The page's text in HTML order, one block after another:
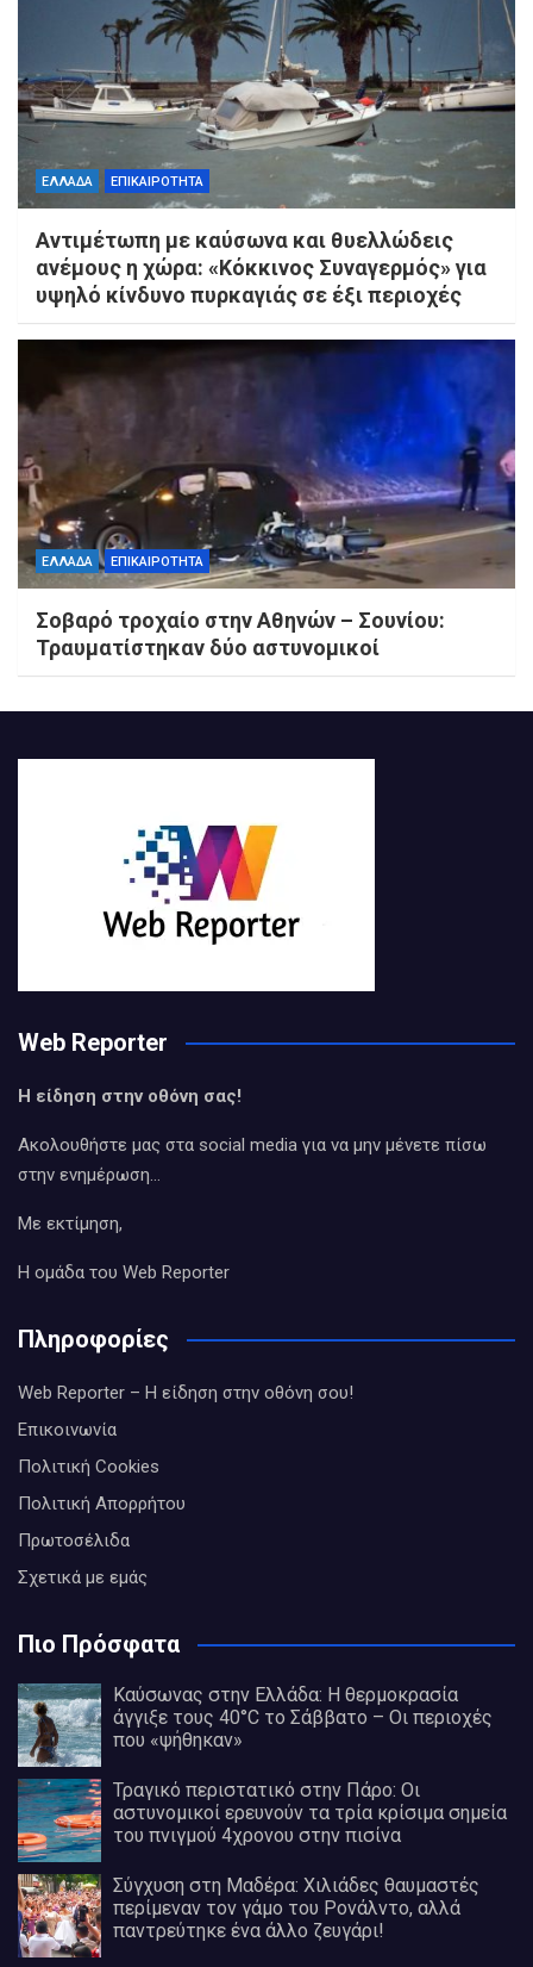
ΕΛΛΑΔΑ ΕΠΙΚΑΙΡΟΤΗΤΑ
Αντιμέτωπη με καύσωνα και θυελλώδεις
ανέμους η χώρα: «Κόκκινος Συναγερμός» για
υψηλό κίνδυνο πυρκαγιάς σε έξι περιοχές
ΕΛΛΑΔΑ ΕΠΙΚΑΙΡΟΤΗΤΑ
Σοβαρό τροχαίο στην Αθηνών – Σουνίου:
Τραυματίστηκαν δύο αστυνομικοί
Web Reporter
Η είδηση στην οθόνη σας!
Ακολουθήστε μας στα social media για να μην μένετε πίσω
στην ενημέρωση…
Με εκτίμηση,
Η ομάδα του Web Reporter
Πληροφορίες
Web Reporter – Η είδηση στην οθόνη σου!
Επικοινωνία
Πολιτική Cookies
Πολιτική Απορρήτου
Πρωτοσέλιδα
Σχετικά με εμάς
Πιο Πρόσφατα
Καύσωνας στην Ελλάδα: Η θερμοκρασία
άγγιξε τους 40°C το Σάββατο – Οι περιοχές
που «ψήθηκαν»
Τραγικό περιστατικό στην Πάρο: Οι
αστυνομικοί ερευνούν τα τρία κρίσιμα σημεία
του πνιγμού 4χρονου στην πισίνα
Σύγχυση στη Μαδέρα: Χιλιάδες θαυμαστές
περίμεναν τον γάμο του Ρονάλντο, αλλά
παντρεύτηκε ένα άλλο ζευγάρι!